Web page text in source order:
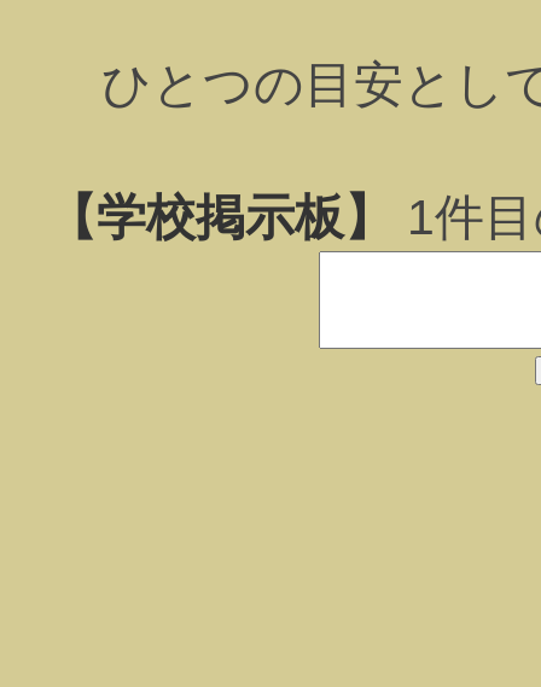
ひとつの目安とし
【学校掲示板】 1件